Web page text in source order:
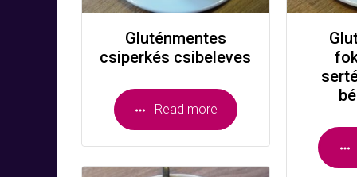
Gluténmentes
csiperkés csibeleves
Read more